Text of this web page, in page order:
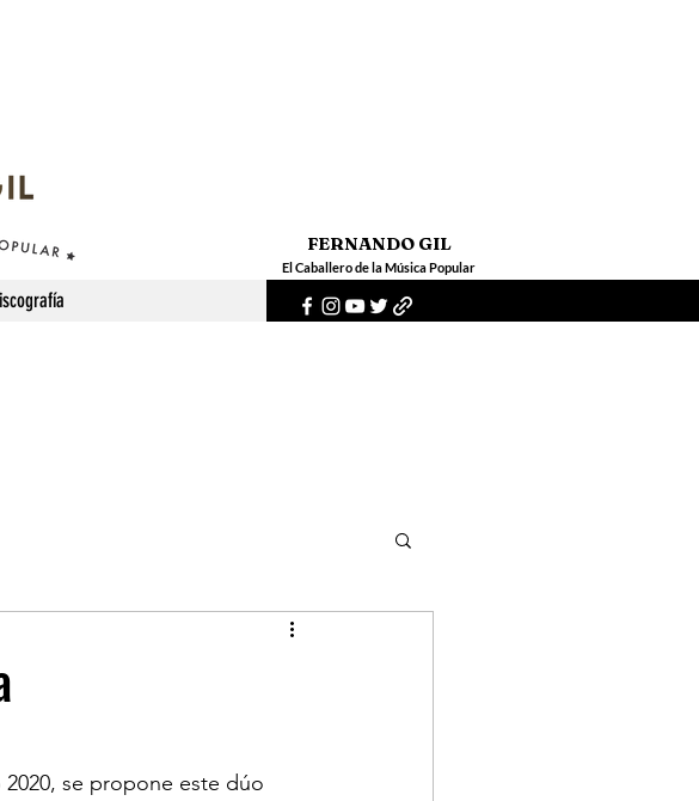
FERNANDO GIL
El Caballero de la Música Popular
se propone este dúo